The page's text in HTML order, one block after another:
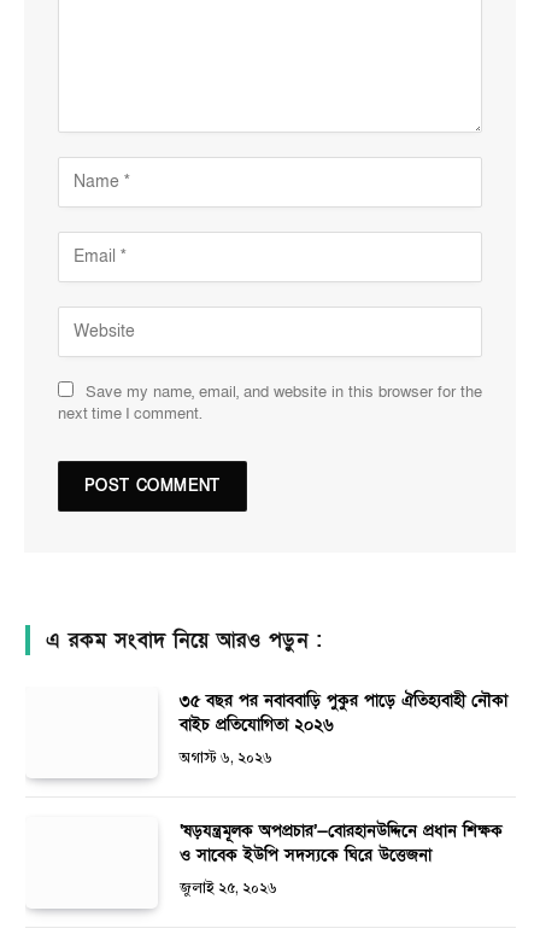
Save my name, email, and website in this browser for the
next time I comment.
এ রকম সংবাদ নিয়ে আরও পড়ুন :
৩৫ বছর পর নবাববাড়ি পুকুর পাড়ে ঐতিহ্যবাহী নৌকা
বাইচ প্রতিযোগিতা ২০২৬
অগাস্ট ৬, ২০২৬
‘ষড়যন্ত্রমূলক অপপ্রচার’—বোরহানউদ্দিনে প্রধান শিক্ষক
ও সাবেক ইউপি সদস্যকে ঘিরে উত্তেজনা
জুলাই ২৫, ২০২৬